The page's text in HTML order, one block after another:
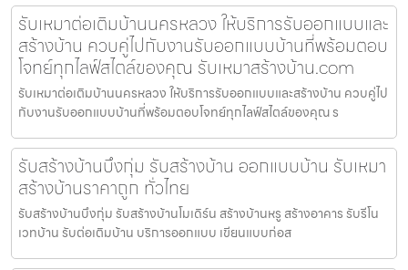
รับเหมาต่อเติมบ้านนครหลวง ให้บริการรับออกแบบและ
สร้างบ้าน ควบคู่ไปกับงานรับออกแบบบ้านที่พร้อมตอบ
โจทย์ทุกไลฟ์สไตล์ของคุณ รับเหมาสร้างบ้าน.com
รับเหมาต่อเติมบ้านนครหลวง ให้บริการรับออกแบบและสร้างบ้าน ควบคู่ไป
กับงานรับออกแบบบ้านที่พร้อมตอบโจทย์ทุกไลฟ์สไตล์ของคุณ ร
รับสร้างบ้านบึงกุ่ม รับสร้างบ้าน ออกแบบบ้าน รับเหมา
สร้างบ้านราคาถูก ทั่วไทย
รับสร้างบ้านบึงกุ่ม รับสร้างบ้านโมเดิร์น สร้างบ้านหรู สร้างอาคาร รับรีโน
เวทบ้าน รับต่อเติมบ้าน บริการออกแบบ เขียนแบบก่อส